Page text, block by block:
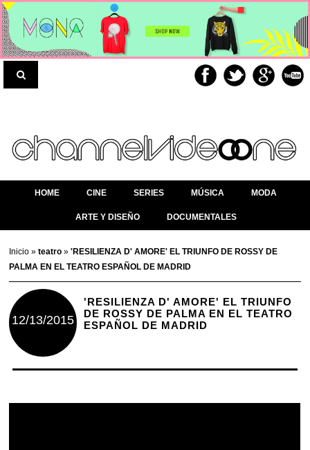
HOME CINE SERIES MÚSICA MODA
ARTE Y DISEÑO DOCUMENTALES
Inicio»teatro»'RESILIENZA D' AMORE' EL TRIUNFO DE ROSSY DE
PALMA EN EL TEATRO ESPAÑOL DE MADRID
12/13/2015
'RESILIENZA D' AMORE' EL TRIUNFO
DE ROSSY DE PALMA EN EL TEATRO
ESPAÑOL DE MADRID